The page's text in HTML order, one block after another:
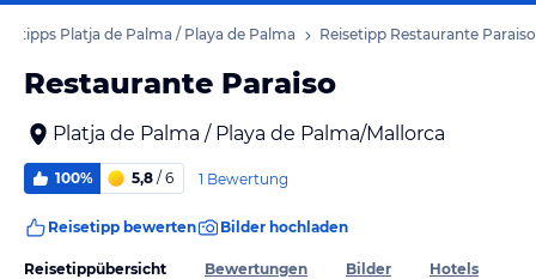
Platja de Palma / Playa de Palma Reisetipp Restaurante Paraiso
Restaurante Paraiso
Platja de Palma / Playa de Palma/Mallorca
100% 5,8 / 6 1 Bewertung
Reisetipp bewerten Bilder hochladen
Reisetippübersicht Bewertungen Bilder Hotels